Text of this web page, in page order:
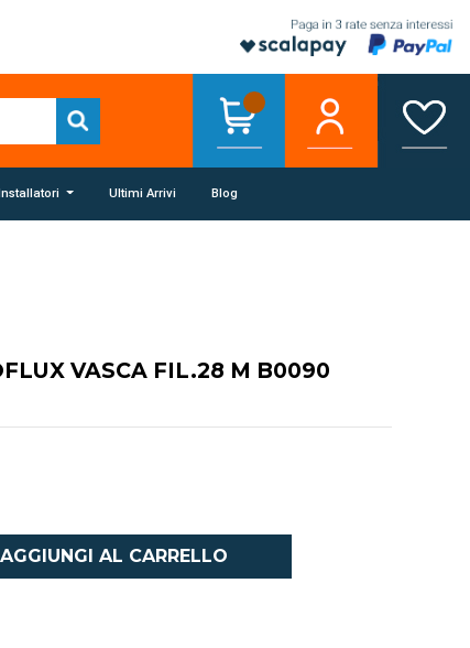
Ultimi Arrivi Blog
VASCA FIL.28 M B0090
AGGIUNGI AL CARRELLO